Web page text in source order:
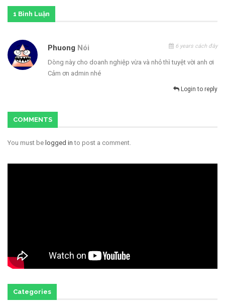
1 Bình Luận
Phuong Nói 6 years cách đây
Dòng này cho doanh nghiệp vừa và nhỏ thì tuyệt vời anh ơi
Cảm ơn admin nhé
Login to reply
COMMENTS
You must be logged in to post a comment.
Categories